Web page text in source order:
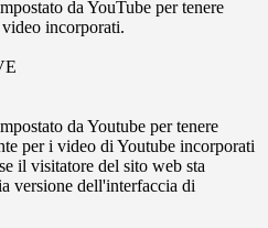
da YouTube per tenere
incorporati.
da Youtube per tenere
per i video di Youtube incorporati
il visitatore del sito web sta
versione dell'interfaccia di